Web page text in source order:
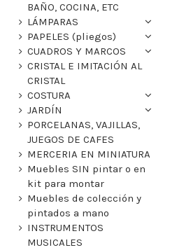
BAÑO, COCINA, ETC
LÁMPARAS
PAPELES (pliegos)
CUADROS Y MARCOS
CRISTAL E IMITACIÓN AL
CRISTAL
COSTURA
JARDÍN
PORCELANAS, VAJILLAS,
JUEGOS DE CAFES
MERCERIA EN MINIATURA
Muebles SIN pintar o en
kit para montar
Muebles de colección y
pintados a mano
INSTRUMENTOS
MUSICALES